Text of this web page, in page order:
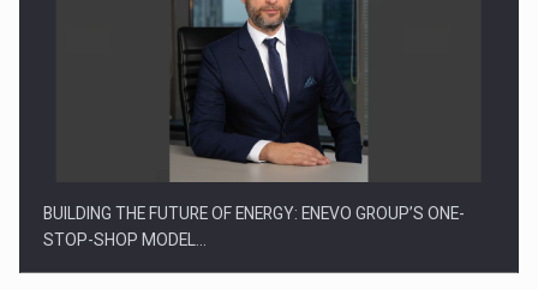
BUILDING THE FUTURE OF ENERGY: ENEVO GROUP’S ONE-
STOP-SHOP MODEL…